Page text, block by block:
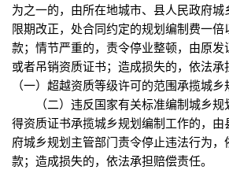
为之一的，由所在地城市、县人民政府
限期改正，处合同约定的规划编制费一倍
款；情节严重的，责令停业整顿，由原发
或者吊销资质证书；造成损失的，依
（一）超越资质等级许可的范围承揽城乡
（二）违反国家有关标准编制城乡
得资质证书承揽城乡规划编制工作的，
府城乡规划主管部门责令停止违法行为
款；造成损失的，依法承担赔偿责任